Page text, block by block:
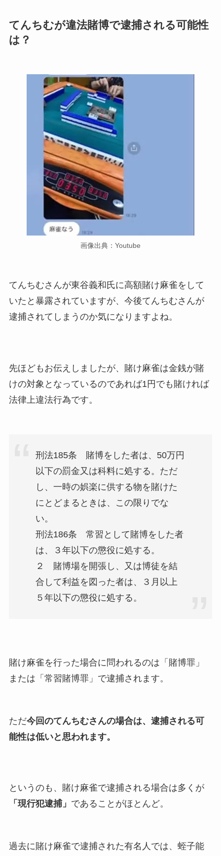
てんちむが違法賭博で逮捕される可能性
は？
画像出典：Youtube
てんちむさんが東谷義和氏に高額賭け麻雀をして
いたと暴露されていますが、今後てんちむさんが
逮捕されてしまうのか気になりますよね。
先ほどもお伝えしましたが、賭け麻雀は金銭が賭
けの対象となっているのであれば1円でも賭ければ
法律上違法行為です。
刑法185条 賭博をした者は、50万円
以下の罰金又は科料に処する。ただ
し、一時の娯楽に供する物を賭けた
にとどまるときは、この限りでな
い。
刑法186条 常習として賭博をした者
は、３年以下の懲役に処する。
２ 賭博場を開張し、又は博徒を結
合して利益を図った者は、３月以上
５年以下の懲役に処する。
賭け麻雀を行った場合に問われるのは「賭博罪」
または「常習賭博罪」で逮捕されます。
ただ今回のてんちむさんの場合は、逮捕される可
能性は低いと思われます。
というのも、賭け麻雀で逮捕される場合は多くが
「現行犯逮捕」 であることがほとんど。
過去に賭け麻雀で逮捕された有名人では、蛭子能